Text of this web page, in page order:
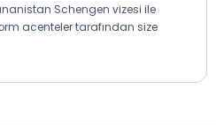
Schengen vizesi ile
acenteler tarafından size